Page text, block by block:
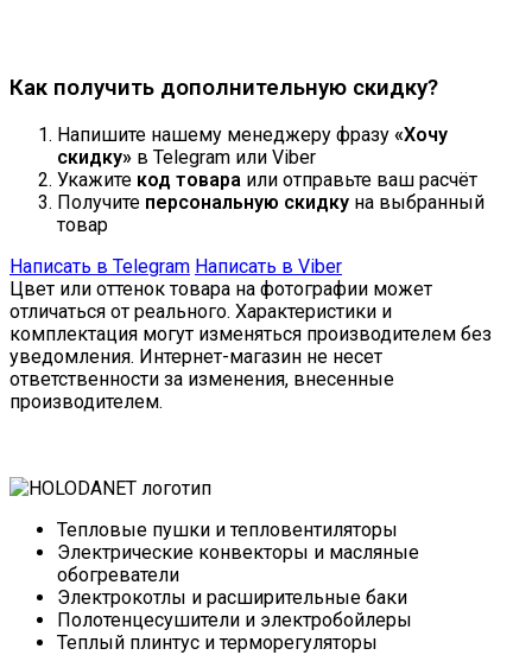
Как получить дополнительную скидку?
Напишите нашему менеджеру фразу «Хочу
скидку» в Telegram или Viber
Укажите код товара или отправьте ваш расчёт
Получите персональную скидку на выбранный
товар
Написать в Telegram Написать в Viber
Цвет или оттенок товара на фотографии может
отличаться от реального. Характеристики и
комплектация могут изменяться производителем без
уведомления. Интернет-магазин не несет
ответственности за изменения, внесенные
производителем.
Тепловые пушки и тепловентиляторы
Электрические конвекторы и масляные
обогреватели
Электрокотлы и расширительные баки
Полотенцесушители и электробойлеры
Теплый плинтус и терморегуляторы